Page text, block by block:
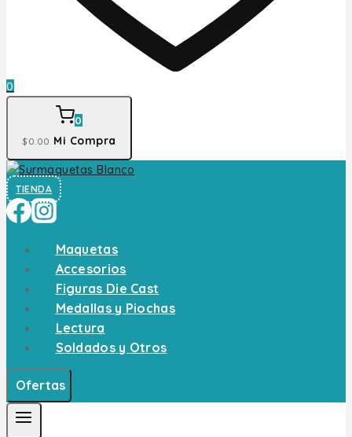
0
0
$0 .00 Mi Compra
TIENDA
Maquetas
Accesorios
Figuras Die Cast
Medallas y Piochas
Lectura
Soldados y Otros
Ofertas